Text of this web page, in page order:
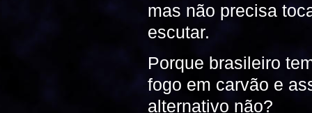
mas não precisa
escutar.
Porque brasileiro
fogo em carvão e
alternativo não?